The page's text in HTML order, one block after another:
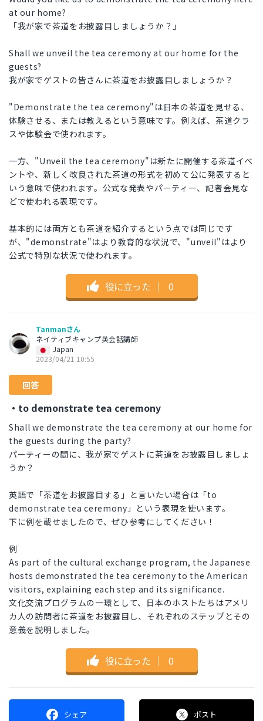
at our home?
「我が家で茶道をお披露目しましょうか？」
Shall we unveil the tea ceremony at our home for the
guests?
我が家でゲストの皆さんに茶道をお披露目しましょうか？
"Demonstrate the tea ceremony"は日本の茶道を見せる、
体験させる、または教えるという意味です。例えば、茶道クラ
スや体験会で使われます。
一方、"Unveil the tea ceremony"は新たに開催する茶道イベ
ントや、新しく改良された茶道の形式を初めて公に発表すると
いう意味で使われます。公式な発表やパーティー、記者会見な
どで使われる表現です。
基本的には両方とも茶道を紹介するという点では同じです
が、"demonstrate"はより教育的な状況で、"unveil"はより
公式で特別な状況で使われます。
役に立った ｜ 0
Tanmanさん
ネイティブキャンプ英会話講師
Japan
2023/04/21 10:55
回答
・to demonstrate tea ceremony
Shall we demonstrate the tea ceremony at our home for
the guests during the party?
パーティーの間に、我が家でゲストに茶道をお披露目しましょ
うか？
英語で「茶道をお披露目する」と言いたい場合は「to
demonstrate tea ceremony」という表現を使います。
下に例を載せましたので、ぜひ参考にしてください！
例
As part of the cultural exchange program, the Japanese
hosts demonstrated the tea ceremony to the American
visitors, explaining each step and its significance.
文化交流プログラムの一環として、日本のホストたちはアメリ
カ人の訪問者に茶道をお披露目し、それぞれのステップとその
意義を説明しました。
役に立った ｜ 0
シェア ポスト